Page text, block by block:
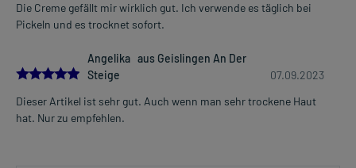
Die Creme gefällt mir wirklich gut. Ich verwende es täglich bei
Pickeln und es trocknet sofort.
5.0
Angelika aus Geislingen An Der
Steige
07.09.2023
Dieser Artikel ist sehr gut. Auch wenn man sehr trockene Haut
hat. Nur zu empfehlen.